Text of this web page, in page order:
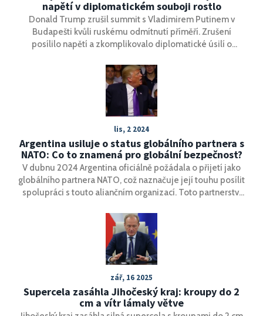
napětí v diplomatickém souboji rostlo
Donald Trump zrušil summit s Vladimirem Putinem v
Budapešti kvůli ruskému odmítnutí příměří. Zrušení
posílilo napětí a zkomplikovalo diplomatické úsilí o
lis, 2 2024
Argentina usiluje o status globálního partnera s
NATO: Co to znamená pro globální bezpečnost?
V dubnu 2024 Argentina oficiálně požádala o přijetí jako
globálního partnera NATO, což naznačuje její touhu posílit
spolupráci s touto aliančním organizací. Toto partnerství
aniž by se stala členem NATO. Tento krok je součástí širší
strategie Argentiny zapojit se více do mezinárodních
bezpečnostních fór a diverzifikovat svoje strategická
partnerství.
zář, 16 2025
Supercela zasáhla Jihočeský kraj: kroupy do 2
cm a vítr lámaly větve